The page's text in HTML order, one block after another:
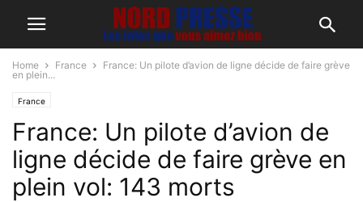
Home France
France: Un pilote d’avion de ligne décide de faire grève
en plein...
France
France: Un pilote d’avion de
ligne décide de faire grève en
plein vol: 143 morts